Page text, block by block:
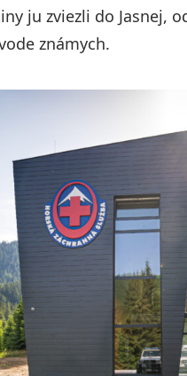
ju zviezli do Jasnej,
známych.